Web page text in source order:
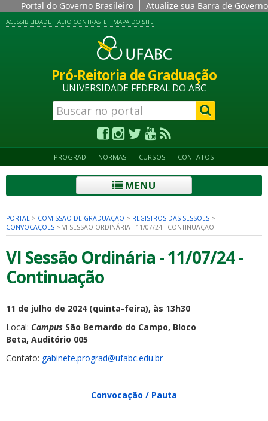
Portal do Governo Brasileiro Atualize sua Barra de Governo
ACESSIBILIDADE ALTO CONTRASTE MAPA DO SITE
Pró-Reitoria de Graduação
UNIVERSIDADE FEDERAL DO ABC
PROGRAD NORMAS CURSOS CONTATOS
MENU
PORTAL > COMISSÃO DE GRADUAÇÃO > REGISTROS DAS SESSÕES >
CONVOCAÇÕES > VI SESSÃO ORDINÁRIA - 11/07/24 - CONTINUAÇÃO
VI Sessão Ordinária - 11/07/24 -
Continuação
11 de julho de 2024 (quinta-feira), às 13h30
Local: Campus São Bernardo do Campo, Bloco
Beta, Auditório 005
Contato: gabinete.prograd@ufabc.edu.br
Convocação / Pauta